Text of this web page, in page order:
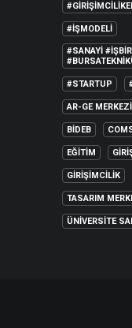
#IŞMODELI
#SANAYI
#STARTUP
AR-GE MERKEZI
BİDEB
EĞITIM
GIRIŞIMCILIK
TASARIM
ÜNIVERSITE